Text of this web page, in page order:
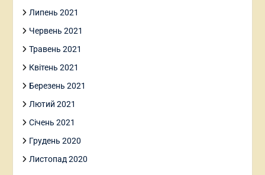
Липень 2021
Червень 2021
Травень 2021
Квітень 2021
Березень 2021
Лютий 2021
Січень 2021
Грудень 2020
Листопад 2020